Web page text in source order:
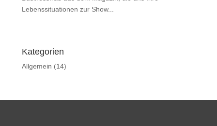
Lebenssituationen zur Show...
Kategorien
Allgemein (14)